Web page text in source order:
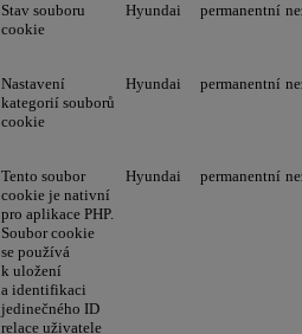
Stav souboru
cookie
Hyundai permanentní
Nastavení
kategorií souborů
cookie
Hyundai permanentní
Tento soubor
cookie je nativní
pro aplikace PHP.
Soubor cookie
se používá
k uložení
a identifikaci
jedinečného ID
relace uživatele
Hyundai permanentní